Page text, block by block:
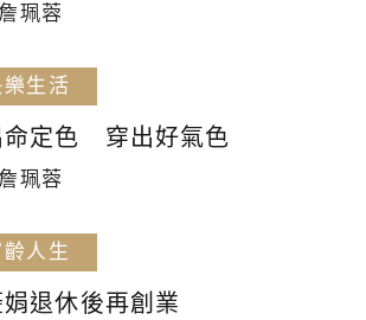
珮蓉
生活
命定色 穿出好氣色
珮蓉
齡人生
娟退休後再創業